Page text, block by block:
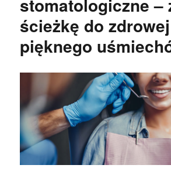
ścieżkę do
pięknego